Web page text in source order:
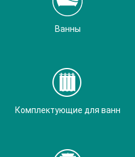
Ванны
Комплектующие для ванн